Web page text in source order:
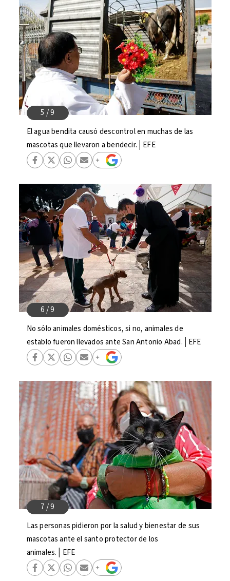
El agua bendita causó descontrol en muchas de las
mascotas que llevaron a bendecir.│EFE
No sólo animales domésticos, si no, animales de
establo fueron llevados ante San Antonio Abad.│EFE
Las personas pidieron por la salud y bienestar de sus
mascotas ante el santo protector de los
animales.│EFE